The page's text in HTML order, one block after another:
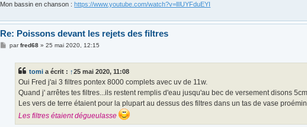
Mon bassin en chanson : https://www.youtube.com/watch?v=lIlUYFduEYI
Re: Poissons devant les rejets des filtres
Mparfred68 »25 mai 2020, 12:15
tomi a écrit : ↑25 mai 2020, 11:08
Oui Fred j'ai 3 filtres pontex 8000 complets avec uv de 11w.
Quand j' arrêtes tes filtres...ils restent remplis d'eau jusqu'au bec de versement disons
Les vers de terre étaient pour la plupart au dessus des filtres dans un tas de vase
Les filtres étaient dégueulasse